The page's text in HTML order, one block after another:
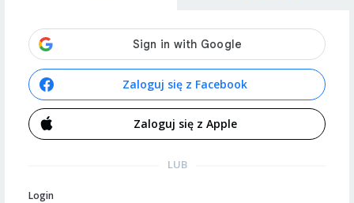
Zaloguj się z Facebook
Zaloguj się z Apple
LUB
Login